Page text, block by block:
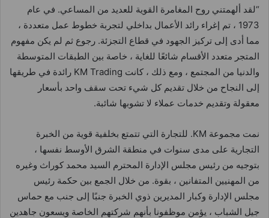
“لقد ألهمتني روح المغامرة القوية للعديد من المساعي. في عام
1973 ، تم إغراء رائد الأعمال بداخلي لتجربة خطوط عمل متعددة ،
مما أدى إلى تركيز الجهود في قطاع التجزئة. رجوع ثم لم يكن مفهوم
المتجر متعدد الأقسام شائعًا للغاية ، خاصة بين الطبقات المتوسطة
والدنيا من المجتمع ، ومع ذلك ، كانت KM Trading رائدة في طريقها
إلى النجاح من خلال تقديم كل شيء تحت سقف واحد بأسعار
معقولة وتقديم خدمات عملاء لا تشوبها شائبة.
نمت مجموعة KM. للتجارة التي تتمتع بخلفية قوية من الخبرة
التجارية على مدى سنوات في منطقة الشرق الأوسط نفسها ،
بتوجيه من رئيس مجلس الإدارة المحترم السيد محمد كوراث وغيره
من المهنيين المتفانين ، بقوة. من خلال الجمع بين حكمة رئيس
مجلس الإدارة وكبار المديرين ذوي الخبرة جنبًا إلى جنب مع حماس
جيل الشباب ، يؤمن موظفونا بأنهم شركتهم الخاصة ويسعون جاهدين